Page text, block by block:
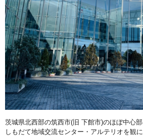
茨城県北西部の筑西市(旧 下館市)のほぼ中心部
しもだて地域交流センター・アルテリオを観に